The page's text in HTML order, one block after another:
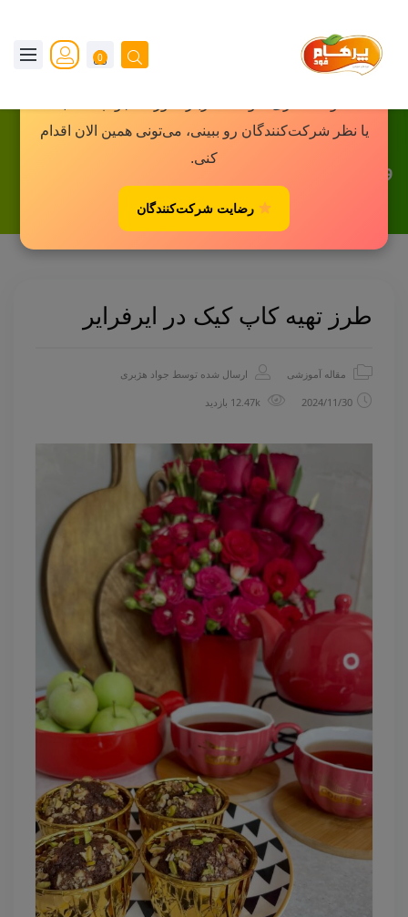
0
وبلاگ
طرز تهیه کاپ کیک در ایرفرایر
مقاله آموزشی ارسال شده توسط جواد هژبری
2024/11/30
× یه پیشنهاد کوچک برای شما!
یا نظر شرکت‌کنندگان رو ببینی، می‌تونی همین الان اقدام
کنی.
رضایت شرکت‌کنندگان